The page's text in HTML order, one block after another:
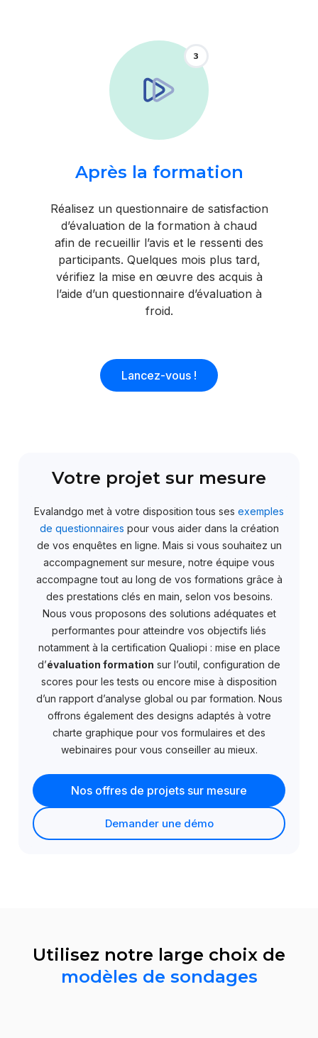
3
Après la formation
Réalisez un questionnaire de satisfaction
d’évaluation de la formation à chaud
afin de recueillir l’avis et le ressenti des
participants. Quelques mois plus tard,
vérifiez la mise en œuvre des acquis à
l’aide d’un questionnaire d’évaluation à
froid.
Lancez-vous !
Votre projet sur mesure
Evalandgo met à votre disposition tous ses exemples
de questionnaires pour vous aider dans la création
de vos enquêtes en ligne. Mais si vous souhaitez un
accompagnement sur mesure, notre équipe vous
accompagne tout au long de vos formations grâce à
des prestations clés en main, selon vos besoins.
Nous vous proposons des solutions adéquates et
performantes pour atteindre vos objectifs liés
notamment à la certification Qualiopi : mise en place
d’évaluation formation sur l’outil, configuration de
scores pour les tests ou encore mise à disposition
d’un rapport d’analyse global ou par formation. Nous
offrons également des designs adaptés à votre
charte graphique pour vos formulaires et des
webinaires pour vous conseiller au mieux.
Nos offres de projets sur mesure
Demander une démo
Utilisez notre large choix de
modèles de sondages